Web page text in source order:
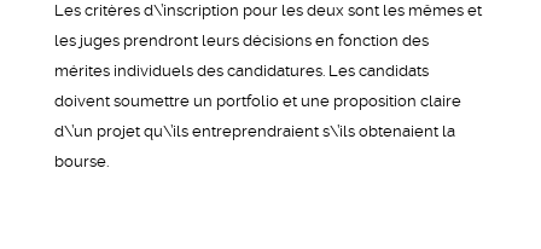
Les critères d\’inscription pour les deux sont les mêmes et
les juges prendront leurs décisions en fonction des
mérites individuels des candidatures. Les candidats
doivent soumettre un portfolio et une proposition claire
d\’un projet qu\’ils entreprendraient s\’ils obtenaient la
bourse.